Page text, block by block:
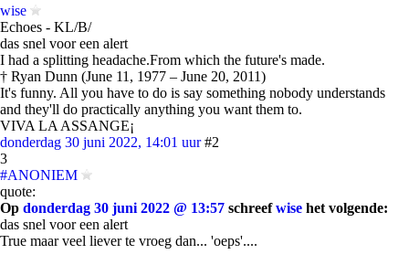
wise
Echoes - KL/B/
das snel voor een alert
I had a splitting headache.From which the future's made.
† Ryan Dunn (June 11, 1977 – June 20, 2011)
It's funny. All you have to do is say something nobody understands
and they'll do practically anything you want them to.
VIVA LA ASSANGE¡
donderdag 30 juni 2022, 14:01 uur #2
3
#ANONIEM
quote:
Op donderdag 30 juni 2022 @ 13:57 schreefwise het volgende:
das snel voor een alert
True maar veel liever te vroeg dan... 'oeps'....